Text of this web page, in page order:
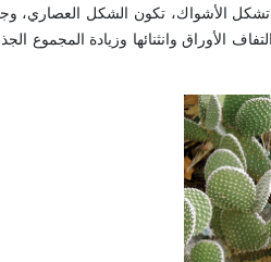
الأشواك، تكون الشكل العصاري،
الأوراق وانثنائها وزيادة المجموع